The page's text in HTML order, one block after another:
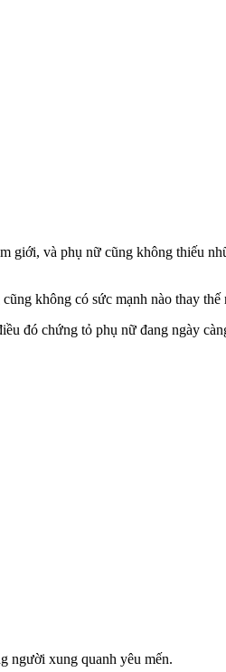
giới, và phụ nữ cũng không thiếu
không có sức mạnh nào thay thế
đó chứng tỏ phụ nữ đang ngày
người xung quanh yêu mến.